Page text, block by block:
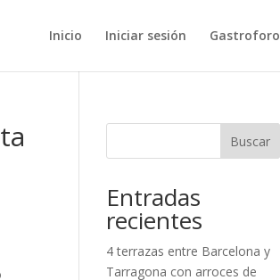
Inicio Iniciar sesión Gastroforo
Buscar
Entradas
recientes
4 terrazas entre Barcelona y
Tarragona con arroces de